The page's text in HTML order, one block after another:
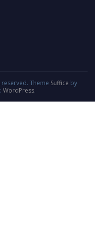
Theme Suffice by
WordPress.